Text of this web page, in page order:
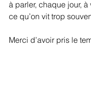
à parler, chaque jour,
ce qu’on vit trop
Merci d’avoir pris le